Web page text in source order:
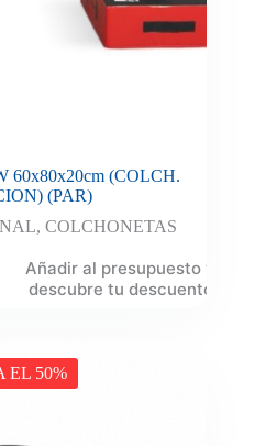
60x80x20cm (COLCH.
(PAR)
, COLCHONETAS
Añadir al presupuesto y
descubre tu descuento
EL 50%